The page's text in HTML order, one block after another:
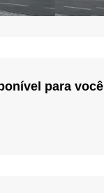
para você